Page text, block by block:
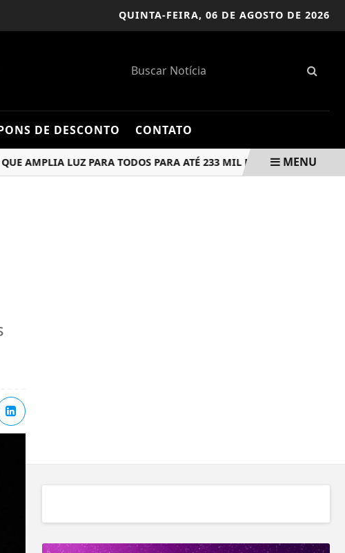
QUINTA-FEIRA, 06 DE AGOSTO DE 2026
DE DESCONTO CONTATO
LUZ PARA TODOS PARA ATÉ 233 MIL NOVAS FAMÍLIAS
MENU